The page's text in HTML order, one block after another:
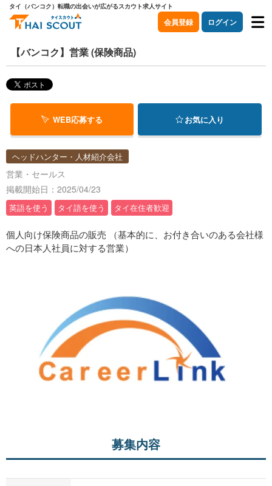
タイ（バンコク）転職の出会いが広がるスカウト求人サイト
会員登録 ログイン
【バンコク】営業 (保険商品)
WEB応募する お気に入り
ヘッドハンター・人材紹介会社
営業・セールス
掲載開始日：2025/04/23
英語を使う タイ語を使う タイ在住者歓迎
個人向け保険商品の販売 （基本的に、お付き合いのある会社様
への日本人社員に対する営業）
募集内容